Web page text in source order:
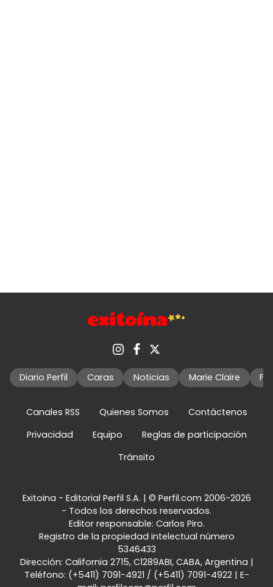
Diario Perfil Caras Noticias Marie Claire
Canales RSS Quienes Somos
Contáctenos
Privacidad
Equipo
Reglas de participación
Tránsito
Exitoina - Editorial Perfil S.A. | © Perfil.com 2006-2026
- Todos los derechos reservados.
Editor responsable: Carlos Piro.
Registro de la propiedad intelectual número
5346433
Dirección: California 2715, C1289ABI, CABA, Argentina |
Teléfono: (+5411) 7091-4921 / (+5411) 7091-4922| E-